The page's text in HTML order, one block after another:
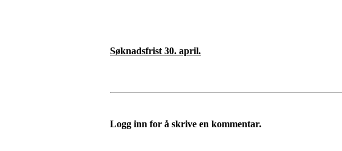
Søknadsfrist 30. april.
Logg inn for å skrive en kommentar.